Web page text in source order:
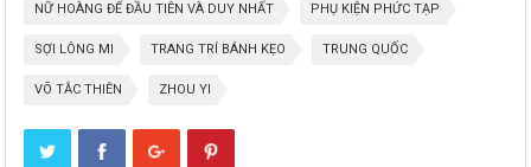
NỮ HOÀNG ĐẾ ĐẦU TIÊN VÀ DUY NHẤT PHỤ KIỆN PHỨC TẠP
SỢI LÔNG MI TRANG TRÍ BÁNH KẸO TRUNG QUỐC
VÕ TẮC THIÊN ZHOU YI